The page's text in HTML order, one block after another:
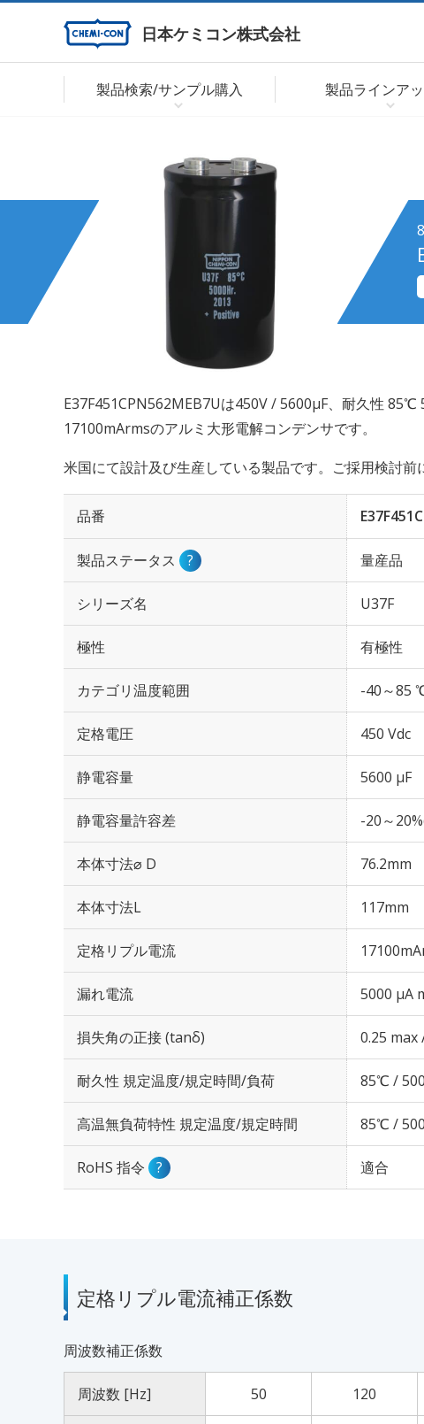
日本ケミコン株式会社
製品検索/サンプル購入 製品ラインア
E37F451CPN562MEB7Uは450V / 5600µF、耐久性
17100mArmsのアルミ大形電解コンデンサです。
米国にて設計及び生産している製品です。ご採用検討前
品番
製品ステータス ? 量産品
シリーズ名 U37F
極性 有極性
カテゴリ温度範囲 -40～85
定格電圧 450 Vdc
静電容量 5600 µF
静電容量許容差 -20～
本体寸法⌀ D 76.2mm
本体寸法L 117mm
定格リプル電流
漏れ電流 5000 μA
損失角の正接 (tanδ) 0.25
耐久性 規定温度/規定時間/負荷 85℃ /
高温無負荷特性 規定温度/規定時間 85℃ /
RoHS 指令 ? 適合
定格リプル電流補正係数
周波数補正係数
周波数 [Hz] 50 120